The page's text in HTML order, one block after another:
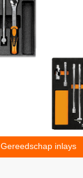
Gereedschap inlays